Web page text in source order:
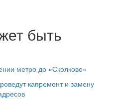
быть
метро до «Сколково»
капремонт и замену